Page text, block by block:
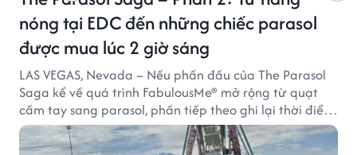
nóng tại EDC đến những chiếc parasol
được mua lúc 2 giờ sáng
LAS VEGAS, Nevada – Nếu phần đầu của The Parasol
Saga kể về quá trình FabulousMe® mở rộng từ quạt
cầm tay sang parasol, phần tiếp theo ghi lại thời điểm
sản phẩm được thị trường đón nhận và dần vượt khỏi
công năng che nắng thông thường.